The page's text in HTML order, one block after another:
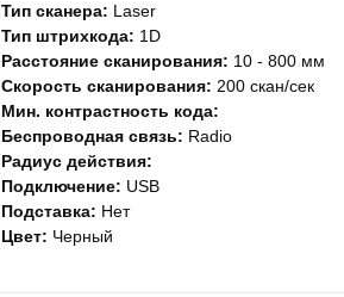
Тип сканера: Laser
Тип штрихкода: 1D
Расстояние сканирования: 10 - 800 мм
Скорость сканирования: 200 скан/сек
Мин. контрастность кода:
Беспроводная связь: Radio
Радиус действия:
Подключение: USB
Подставка: Нет
Цвет: Черный